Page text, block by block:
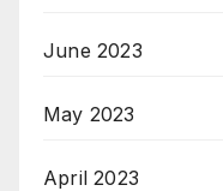
June 2023
May 2023
April 2023